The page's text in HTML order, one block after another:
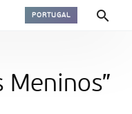
PORTUGAL
Meninos”